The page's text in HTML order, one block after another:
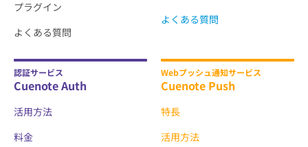
プラグイン
よくある質問
よくある質問
認証サービス
Cuenote Auth
活用方法
料金
Webプッシュ通知サービス
Cuenote Push
特長
活用方法